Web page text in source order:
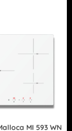
MI 593 WN